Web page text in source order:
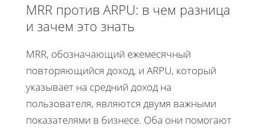
MRR против ARPU: в чем разница
и зачем это знать
MRR, обозначающий ежемесячный
повторяющийся доход, и ARPU, который
указывает на средний доход на
пользователя, являются двумя важными
показателями в бизнесе. Оба они помогают